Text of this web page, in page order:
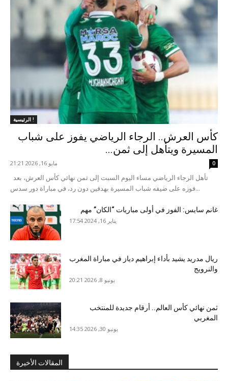
الرئيسية !
كأس العرش.. الرجاء الرياضي يفوز على شباب
المسيرة ويتأهل إلى ثمن...
مايو 16, 2026 21:21 0
فوزه على ضيفه شباب المسيرة بهدفين دون رد، في مباراة دور سدس...
غانم سايس: الفوز في أولى مباريات “الكان” مهم
يناير 16, 2024 17:54
ريال مدريد يشيد بأداء إبراهيم دياز في مباراة المغرب
والنرويج
يونيو 8, 2026 20:21
ثمن نهائي كأس العالم.. أرقام جديدة للمنتخب
المغربي
يونيو 30, 2026 14:35
المقالات الأخيرة